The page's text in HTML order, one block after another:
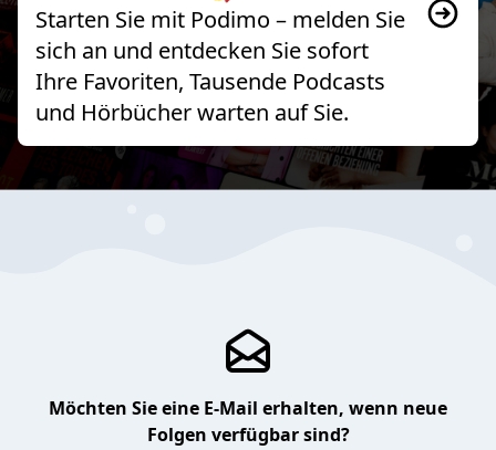
Starten Sie mit Podimo – melden Sie
sich an und entdecken Sie sofort
Ihre Favoriten, Tausende Podcasts
und Hörbücher warten auf Sie.
Möchten Sie eine E-Mail erhalten, wenn neue
Folgen verfügbar sind?